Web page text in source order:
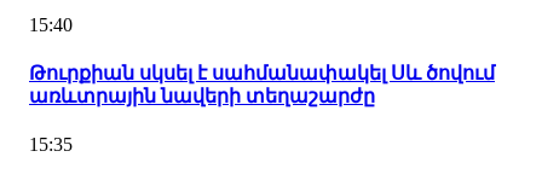
15:40
Թուրքիան սկսել է սահմանափակել Սև ծովում
առևտրային նավերի տեղաշարժը
15:35